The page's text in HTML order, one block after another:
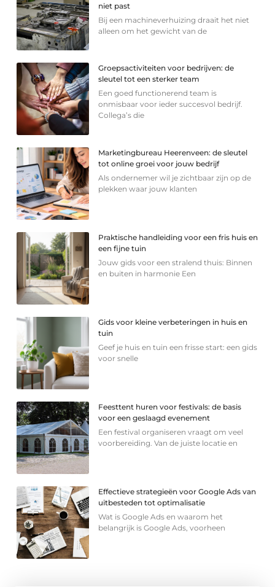
niet past
Bij een machineverhuizing draait het niet
alleen om het gewicht van de
Groepsactiviteiten voor bedrijven: de
sleutel tot een sterker team
Een goed functionerend team is
onmisbaar voor ieder succesvol bedrijf.
Collega’s die
Marketingbureau Heerenveen: de sleutel
tot online groei voor jouw bedrijf
Als ondernemer wil je zichtbaar zijn op de
plekken waar jouw klanten
Praktische handleiding voor een fris huis en
een fijne tuin
Jouw gids voor een stralend thuis: Binnen
en buiten in harmonie Een
Gids voor kleine verbeteringen in huis en
tuin
Geef je huis en tuin een frisse start: een gids
voor snelle
Feesttent huren voor festivals: de basis
voor een geslaagd evenement
Een festival organiseren vraagt om veel
voorbereiding. Van de juiste locatie en
Effectieve strategieën voor Google Ads van
uitbesteden tot optimalisatie
Wat is Google Ads en waarom het
belangrijk is Google Ads, voorheen